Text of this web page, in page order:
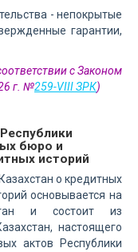
- непокрытые
гарантии,
с Законом
г. №259-VIII ЗРК)
бюро и
историй
о кредитных
основывается на
и состоит из
настоящего
актов Республики